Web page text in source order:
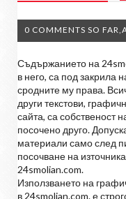
0 COMMENTS SO
Съдържанието на
в него, са под закрила
сродните му права.
други текстови,
сайта, са собственост
посочено друго.
материали само след
посочване на
24smolian.com.
Използването на
в 24smolian.com. е